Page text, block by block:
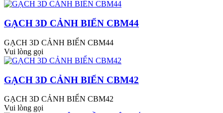
GẠCH 3D CẢNH BIỂN CBM44
GẠCH 3D CẢNH BIỂN CBM44
Vui lòng gọi
GẠCH 3D CẢNH BIỂN CBM42
GẠCH 3D CẢNH BIỂN CBM42
Vui lòng gọi